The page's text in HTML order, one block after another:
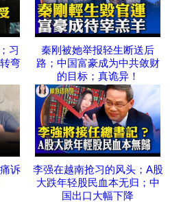
习
弯
秦刚被她举报轻生断送后
路；中国富豪成为中共敛财
的目标；真诡异！
诉
李强在越南抢习的风头；A股
大跌年轻股民血本无归；中
国出口大幅下降